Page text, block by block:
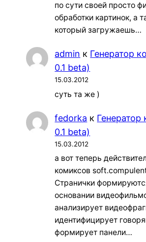
по сути своей просто
обработки картинок, а
который загружаешь…
admin к Генератор
0.1 beta)
15.03.2012
суть та же )
fedorka к Генератор
0.1 beta)
15.03.2012
а вот теперь
комиксов
Странички
основании
анализирует
идентифицирует
формирует панели…